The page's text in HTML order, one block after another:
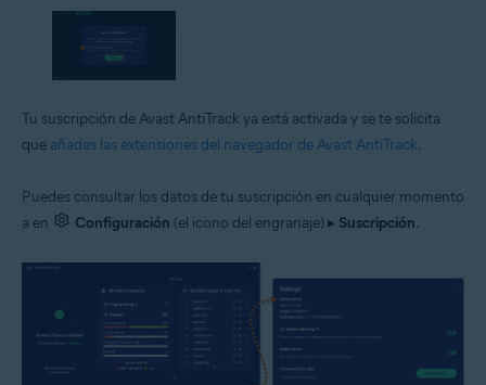
Tu suscripción de Avast AntiTrack ya está activada y se te solicita
que añadas las extensiones del navegador de Avast AntiTrack.
Puedes consultar los datos de tu suscripción en cualquier momento
a en
Configuración (el icono del engranaje) ▸ Suscripción.